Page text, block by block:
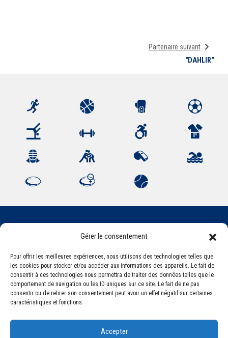
Gérer le consentement
Pour offrir les meilleures expériences, nous utilisons des technologies telles que
les cookies pour stocker et/ou accéder aux informations des appareils. Le fait de
consentir à ces technologies nous permettra de traiter des données telles que le
comportement de navigation ou les ID uniques sur ce site. Le fait de ne pas
consentir ou de retirer son consentement peut avoir un effet négatif sur certaines
caractéristiques et fonctions.
Accepter
Partenaire suivant
"DAHLIR"
84, boulevard Léon Jouhaux
CS 80221 - 63021 Clermont-Ferrand Cedex 2
Téléphone:
+33 (0) 4 51 11 00 20